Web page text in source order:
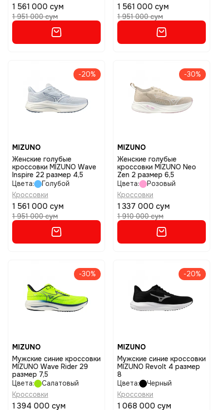
1 561 000 сум
1 951 000 сум
1 561 000 сум
1 951 000 сум
-20%
MIZUNO
Женские голубые
кроссовки MIZUNO Wave
Inspire 22 размер 4,5
Цвета:
Голубой
Кроссовки
1 561 000 сум
1 951 000 сум
-30%
MIZUNO
Женские голубые
кроссовки MIZUNO Neo
Zen 2 размер 6,5
Цвета:
Розовый
Кроссовки
1 337 000 сум
1 910 000 сум
-30%
MIZUNO
Мужские синие кроссовки
MIZUNO Wave Rider 29
размер 7,5
Цвета:
Салатовый
Кроссовки
1 394 000 сум
-20%
MIZUNO
Мужские синие кроссовки
MIZUNO Revolt 4 размер
8
Цвета:
Черный
Кроссовки
1 068 000 сум